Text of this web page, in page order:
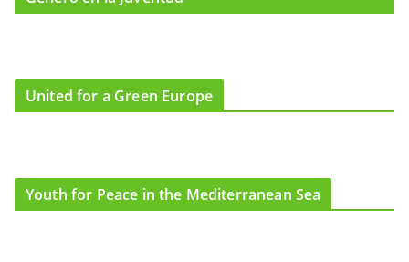
United for a Green Europe
Youth for Peace in the Mediterranean Sea